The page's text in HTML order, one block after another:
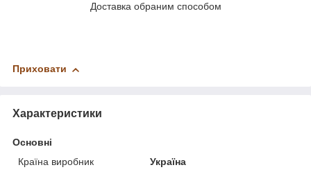
Доставка обраним способом
Приховати
Характеристики
Основні
Країна виробник
Україна